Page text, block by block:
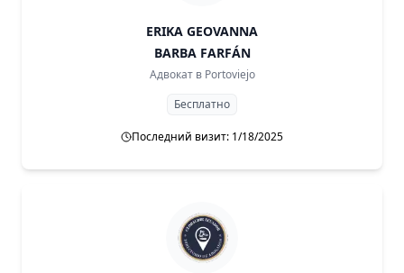
ERIKA GEOVANNA
BARBA FARFÁN
Адвокат в Portoviejo
Бесплатно
Последний визит: 1/18/2025